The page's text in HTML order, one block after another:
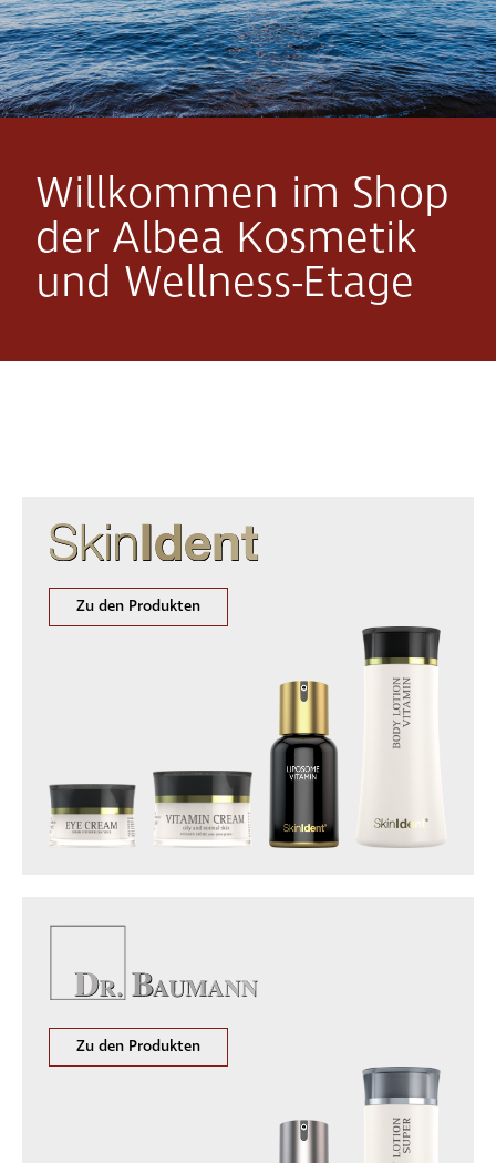
Willkommen im Shop
der Albea Kosmetik
und Wellness-Etage
Zu den Produkten
Zu den Produkten